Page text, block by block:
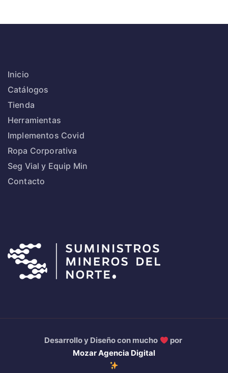
Inicio
Catálogos
Tienda
Herramientas
Implementos Covid
Ropa Corporativa
Seg Vial y Equip Min
Contacto
Desarrollo y Diseño con mucho
por
Mozar Agencia Digital